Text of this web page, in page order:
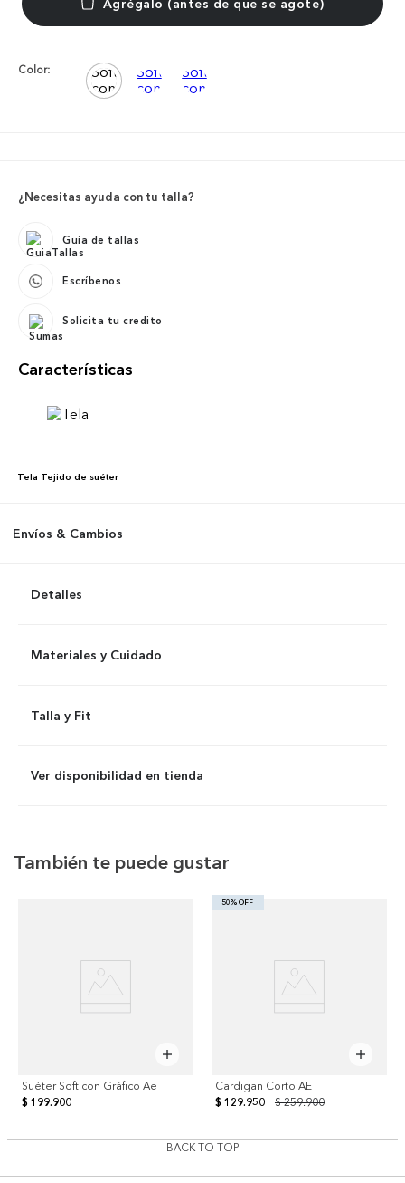
Color:
¿Necesitas ayuda con tu talla?
Guía de tallas
Escríbenos
Solicita tu credito
Características
Tela Tejido de suéter
Envíos & Cambios
Detalles
Materiales y Cuidado
Talla y Fit
Ver disponibilidad en tienda
También te puede gustar
Suéter Soft con Gráfico Ae
$ 199.900
50% OFF
Cardigan Corto AE
$ 259.900
$ 129.950
BACK TO TOP